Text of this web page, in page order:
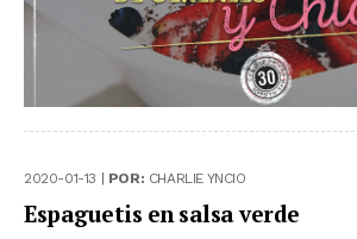
2020-01-13 | POR: CHARLIE YNCIO
Espaguetis en salsa verde